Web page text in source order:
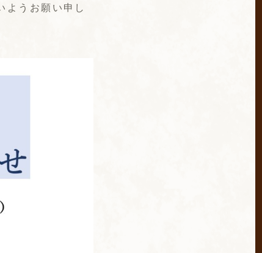
ようお願い申し